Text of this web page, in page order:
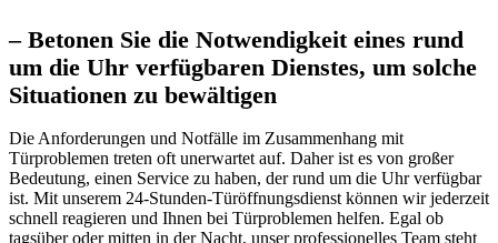
– Betonen Sie die Notwendigkeit eines rund
um die Uhr verfügbaren Dienstes, um solche
Situationen zu bewältigen
Die Anforderungen und Notfälle im Zusammenhang mit
Türproblemen treten oft unerwartet auf.​ Daher ist es von großer
Bedeutung, einen Service zu haben, der rund um die Uhr verfügbar
ist.​ Mit unserem 24-Stunden-Türöffnungsdienst können wir jederzeit
schnell reagieren und Ihnen bei Türproblemen helfen.​ Egal ob
tagsüber oder mitten in der Nacht, unser professionelles Team steht